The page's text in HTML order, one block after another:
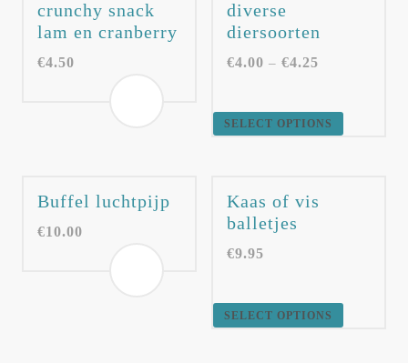
crunchy snack
lam en cranberry
€4.50
diverse
diersoorten
€4.00 – €4.25
SELECT OPTIONS
Buffel luchtpijp
€10.00
Kaas of vis
balletjes
€9.95
SELECT OPTIONS